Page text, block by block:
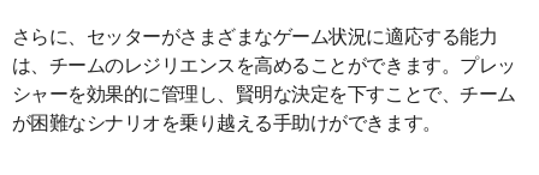
さらに、セッターがさまざまなゲーム状況に適応する能力
は、チームのレジリエンスを高めることができます。プレッ
シャーを効果的に管理し、賢明な決定を下すことで、チーム
が困難なシナリオを乗り越える手助けができます。